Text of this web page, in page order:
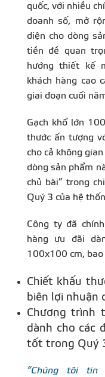
quốc, với nhiều
doanh số, mở
diện cho dòng
tiền đề quan
hướng thiết kế
khách hàng cao
giai đoạn cuối
Gạch khổ lớn
thước ấn tượng
cho cả không
dòng sản phẩm
chủ bài” trong
Quý 3 của hệ
Công ty đã
hàng ưu đãi
100x100 cm, bao
Chiết khấu
biên lợi nhuận
Chương trình
dành cho các
tốt trong Quý
“Chúng tôi tin